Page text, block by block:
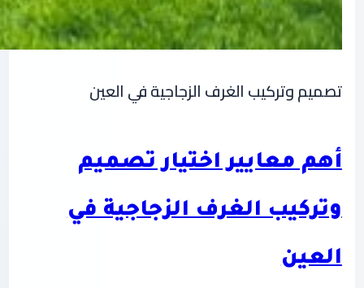
تصميم وتركيب الغرف الزجاجية في العين
أهم معايير اختيار تصميم
وتركيب الغرف الزجاجية في
العين